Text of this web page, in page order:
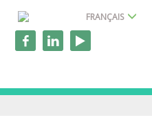
FRANÇAIS